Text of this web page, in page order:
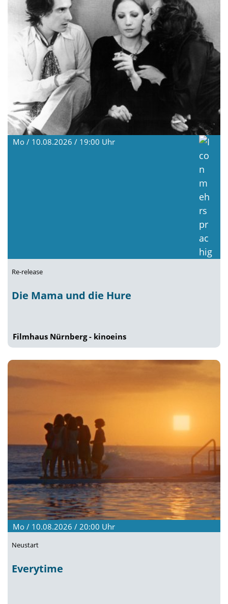
Mo / 10.08.2026 / 19:00 Uhr
Re-release
Die Mama und die Hure
Filmhaus Nürnberg - kinoeins
Mo / 10.08.2026 / 20:00 Uhr
Neustart
Everytime